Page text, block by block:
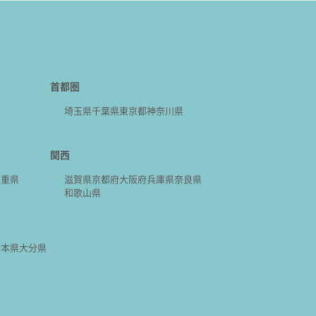
首都圏
埼玉県千葉県東京都神奈川県
県
関西
滋賀県京都府大阪府兵庫県奈良県
和歌山県
県大分県